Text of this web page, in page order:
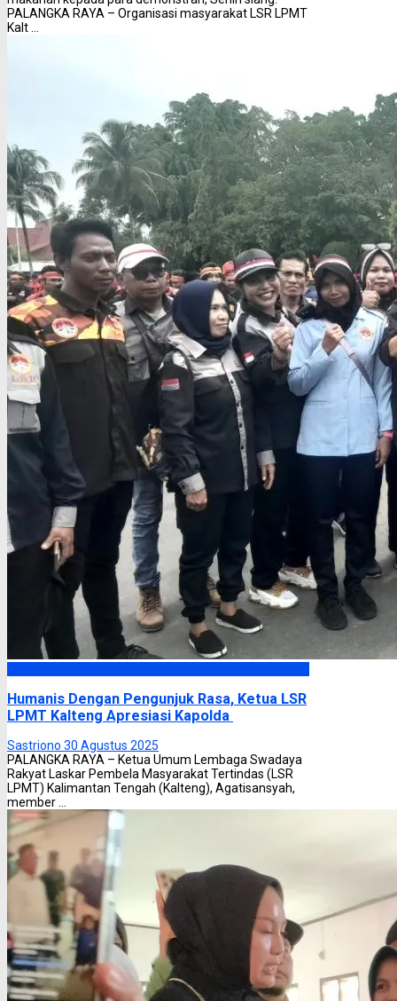
PALANGKA RAYA – Organisasi masyarakat LSR LPMT
Kalt ...
Humanis Dengan Pengunjuk Rasa, Ketua LSR
LPMT Kalteng Apresiasi Kapolda
Sastriono 30 Agustus 2025
PALANGKA RAYA – Ketua Umum Lembaga Swadaya
Rakyat Laskar Pembela Masyarakat Tertindas (LSR
LPMT) Kalimantan Tengah (Kalteng), Agatisansyah,
member ...